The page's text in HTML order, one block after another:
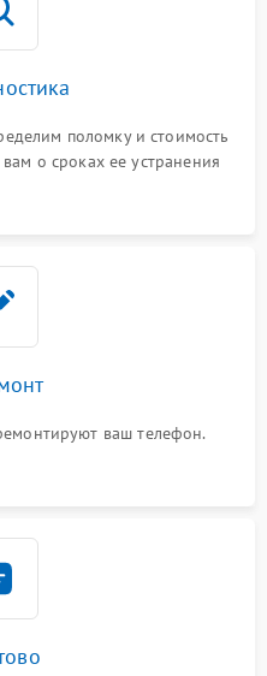
поломку и стоимость
о сроках ее устранения
ваш телефон.